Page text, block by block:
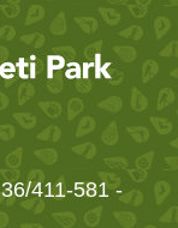
411-581 -